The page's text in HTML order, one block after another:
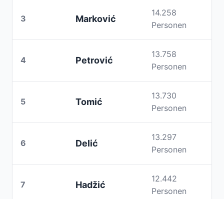
3 Marković
14.258
Personen
4 Petrović
13.758
Personen
5 Tomić
13.730
Personen
6 Delić
13.297
Personen
7 Hadžić
12.442
Personen